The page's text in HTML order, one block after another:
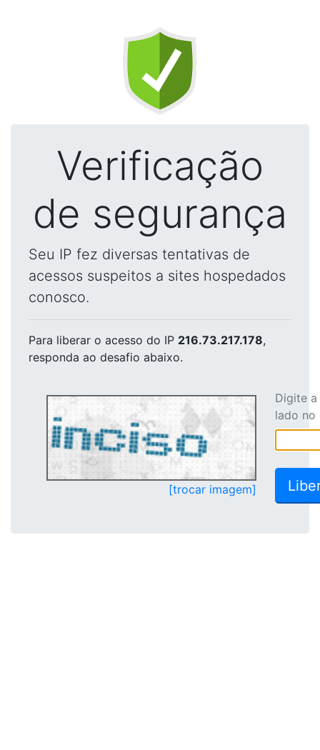
Verificação
de segurança
Seu IP fez diversas tentativas de
acessos suspeitos a sites hospedados
conosco.
Para liberar o acesso do IP 216.73.217.178,
responda ao desafio abaixo.
[trocar imagem]
Digite
lado no